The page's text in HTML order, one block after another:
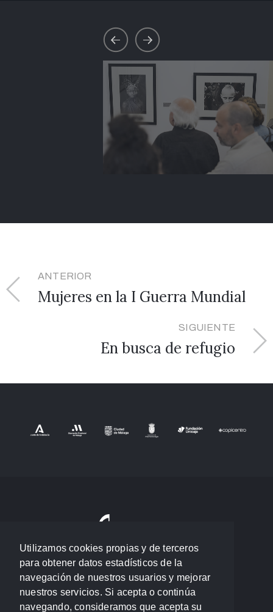
Utilizamos cookies propias y de terceros
para obtener datos estadísticos de la
navegación de nuestros usuarios y mejorar
nuestros servicios. Si acepta o continúa
navegando, consideramos que acepta su
ANTERIOR
Mujeres en la I Guerra Mundial
SIGUIENTE
En busca de refugio